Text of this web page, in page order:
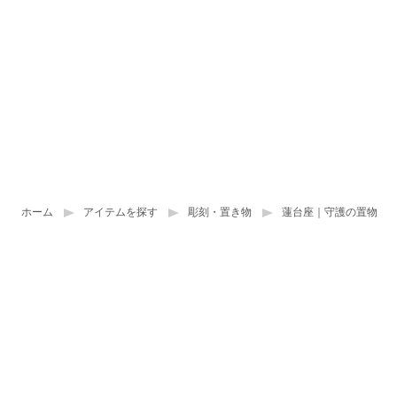
ホーム アイテムを探す 彫刻・置き物 蓮台座｜守護の置物